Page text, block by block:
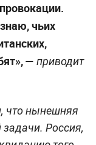
чьих
— приводит
что нынешняя
Россия,